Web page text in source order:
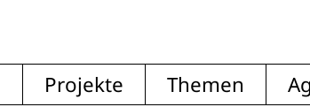
Projekte Themen